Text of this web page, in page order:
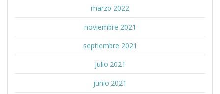
marzo 2022
noviembre 2021
septiembre 2021
julio 2021
junio 2021